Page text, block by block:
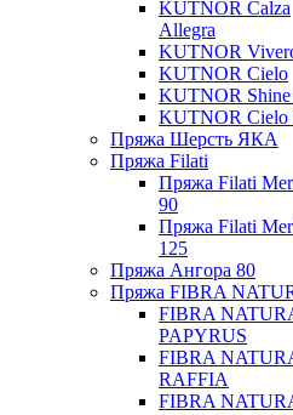
KUTNOR Calza
Allegra
KUTNOR
KUTNOR Cielo
KUTNOR Shine
KUTNOR Cielo
Пряжа Шерсть ЯКА
Пряжа Filati
Пряжа Filati
90
Пряжа Filati
125
Пряжа Ангора 80
Пряжа FIBRA
FIBRA
PAPYRUS
FIBRA
RAFFIA
FIBRA